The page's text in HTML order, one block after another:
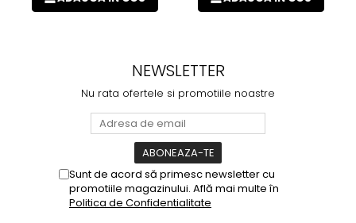
NEWSLETTER
Nu rata ofertele si promotiile noastre
Sunt de acord să primesc newsletter cu
promotiile magazinului. Află mai multe în
Politica de Confidentialitate